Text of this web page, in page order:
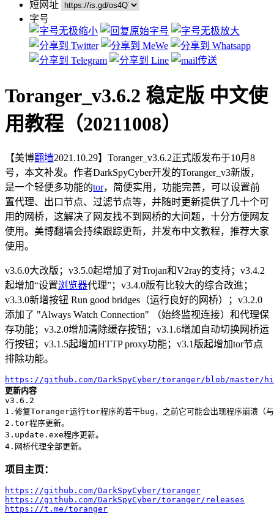
短网址
字号
Toranger_v3.6.2 稳定版 中文使
用教程（20211008）
【美博翻墙2021.10.29】Toranger_v3.6.2正式版发布于10月8
号，本文补发。作者DarkSpyCyber开发的Toranger_v3新版，
是一个轻便多功能的tor，简便实用，功能完善，可以设置前
置代理、出口节点、过滤节点等，并随时更新提供了几十个可
用的网桥，这解决了网友找不到网桥的大问题，十分方便网友
使用。美博翻墙会持续跟踪更新，并发布中文教程，推荐大家
使用。
v3.6.0大改版；v3.5.0起增加了对Trojan和V2ray的支持；v3.4.2
起增加“设置浏览器代理”；v3.4.0版有比较大的综合改進；
v3.3.0新增按钮 Run good bridges（运行良好的网桥）；v3.2.0
添加了 "Always Watch Connection" （始终监视连接）和代理保
存功能；v3.2.0增加清除缓存按钮；v3.1.6增加自动切换网桥运
行按钮；v3.1.5起增加HTTP proxy功能；v3.1版起增加tor节点
排除功能。
https://github.com/DarkSpyCyber/toranger/blob/master/
更新内容
v3.6.2
1.修复Toranger运行tor程序的若干bug，之前它可能会出现程序崩溃
2.tor程序更新。
3.update.exe程序更新。
项目主页：
https://github.com/DarkSpyCyber/toranger
https://github.com/DarkSpyCyber/toranger/releases
https://t.me/toranger